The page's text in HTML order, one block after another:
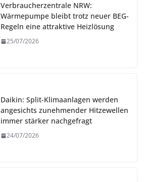
Verbraucherzentrale NRW:
Wärmepumpe bleibt trotz neuer BEG-
Regeln eine attraktive Heizlösung
25/07/2026
Daikin: Split-Klimaanlagen werden
angesichts zunehmender Hitzewellen
immer stärker nachgefragt
24/07/2026